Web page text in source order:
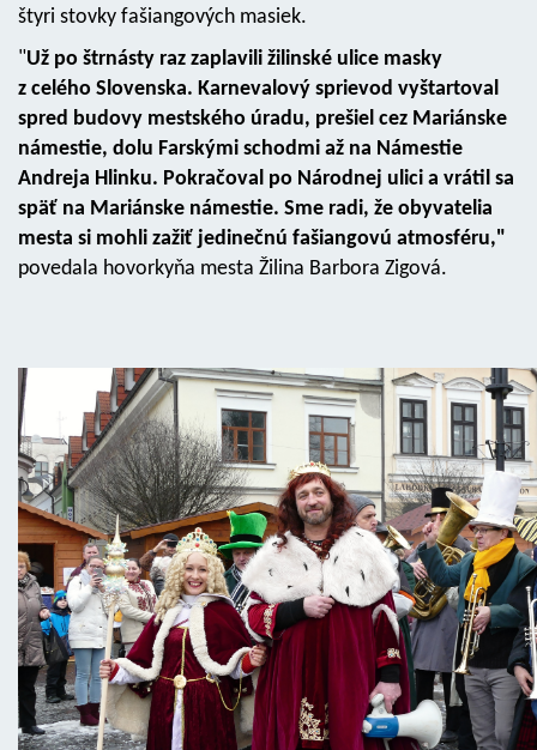
štyri stovky fašiangových masiek.
"Už po štrnásty raz zaplavili žilinské ulice masky
z celého Slovenska. Karnevalový sprievod vyštartoval
spred budovy mestského úradu, prešiel cez Mariánske
námestie, dolu Farskými schodmi až na Námestie
Andreja Hlinku. Pokračoval po Národnej ulici a vrátil sa
späť na Mariánske námestie. Sme radi, že obyvatelia
mesta si mohli zažiť jedinečnú fašiangovú atmosféru,"
povedala hovorkyňa mesta Žilina Barbora Zigová.